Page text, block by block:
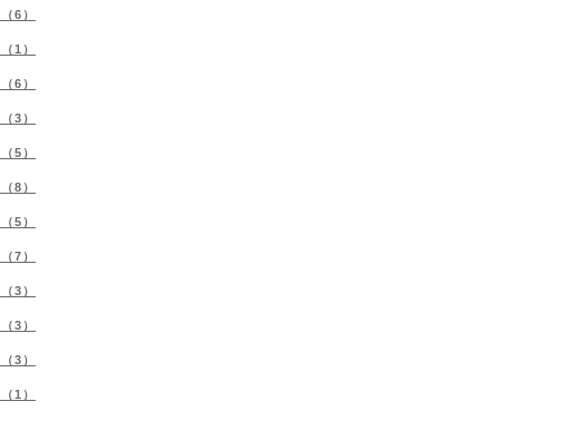
6）
1）
6）
3）
5）
8）
5）
7）
3）
3）
3）
1）